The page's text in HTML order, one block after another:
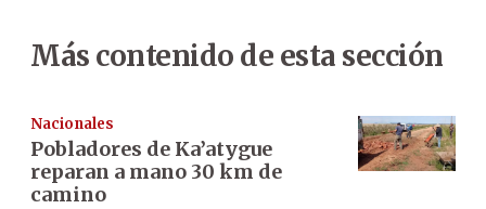
Más contenido de esta sección
Nacionales
Pobladores de Ka’atygue
reparan a mano 30 km de
camino